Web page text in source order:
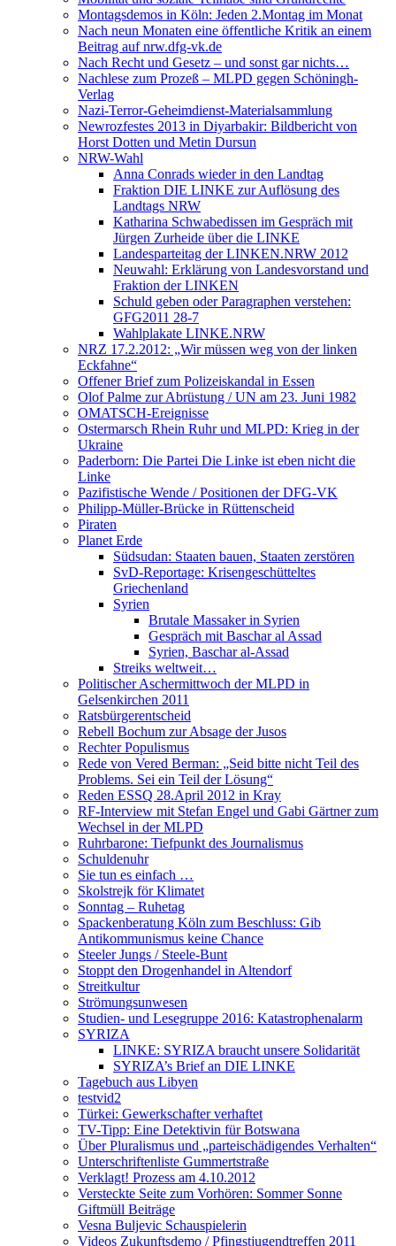
Montagsdemos in Köln: Jeden 2.Montag im Monat
Nach neun Monaten eine öffentliche Kritik an einem
Beitrag auf nrw.dfg-vk.de
Nach Recht und Gesetz – und sonst gar nichts…
Nachlese zum Prozeß – MLPD gegen Schöningh-
Verlag
Nazi-Terror-Geheimdienst-Materialsammlung
Newrozfestes 2013 in Diyarbakir: Bildbericht von
Horst Dotten und Metin Dursun
NRW-Wahl
Anna Conrads wieder in den Landtag
Fraktion DIE LINKE zur Auflösung des
Landtags NRW
Katharina Schwabedissen im Gespräch mit
Jürgen Zurheide über die LINKE
Landesparteitag der LINKEN.NRW 2012
Neuwahl: Erklärung von Landesvorstand und
Fraktion der LINKEN
Schuld geben oder Paragraphen verstehen:
GFG2011 28-7
Wahlplakate LINKE.NRW
NRZ 17.2.2012: „Wir müssen weg von der linken
Eckfahne“
Offener Brief zum Polizeiskandal in Essen
Olof Palme zur Abrüstung / UN am 23. Juni 1982
OMATSCH-Ereignisse
Ostermarsch Rhein Ruhr und MLPD: Krieg in der
Ukraine
Paderborn: Die Partei Die Linke ist eben nicht die
Linke
Pazifistische Wende / Positionen der DFG-VK
Philipp-Müller-Brücke in Rüttenscheid
Piraten
Planet Erde
Südsudan: Staaten bauen, Staaten zerstören
SvD-Reportage: Krisengeschütteltes
Griechenland
Syrien
Brutale Massaker in Syrien
Gespräch mit Baschar al Assad
Syrien, Baschar al-Assad
Streiks weltweit…
Politischer Aschermittwoch der MLPD in
Gelsenkirchen 2011
Ratsbürgerentscheid
Rebell Bochum zur Absage der Jusos
Rechter Populismus
Rede von Vered Berman: „Seid bitte nicht Teil des
Problems. Sei ein Teil der Lösung“
Reden ESSQ 28.April 2012 in Kray
RF-Interview mit Stefan Engel und Gabi Gärtner zum
Wechsel in der MLPD
Ruhrbarone: Tiefpunkt des Journalismus
Schuldenuhr
Sie tun es einfach …
Skolstrejk för Klimatet
Sonntag – Ruhetag
Spackenberatung Köln zum Beschluss: Gib
Antikommunismus keine Chance
Steeler Jungs / Steele-Bunt
Stoppt den Drogenhandel in Altendorf
Streitkultur
Strömungsunwesen
Studien- und Lesegruppe 2016: Katastrophenalarm
SYRIZA
LINKE: SYRIZA braucht unsere Solidarität
SYRIZA’s Brief an DIE LINKE
Tagebuch aus Libyen
testvid2
Türkei: Gewerkschafter verhaftet
TV-Tipp: Eine Detektivin für Botswana
Über Pluralismus und „parteischädigendes Verhalten“
Unterschriftenliste Gummertstraße
Verklagt! Prozess am 4.10.2012
Versteckte Seite zum Vorhören: Sommer Sonne
Giftmüll Beiträge
Vesna Buljevic Schauspielerin
Videos Zukunftsdemo / Pfingstjugendtreffen 2011